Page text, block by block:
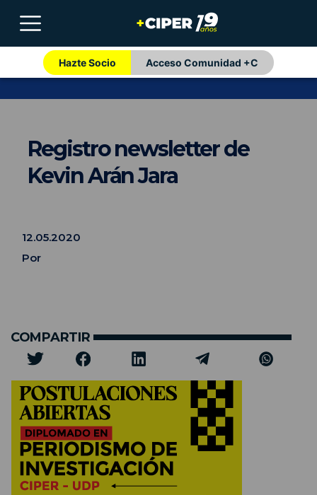
Hazte Socio Acceso Comunidad +C
Registro newsletter de
Kevin Arán Jara
12.05.2020
Por
COMPARTIR